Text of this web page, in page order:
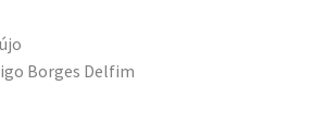
Borges Delfim